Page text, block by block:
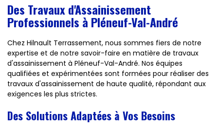
Des Travaux d'Assainissement
Professionnels à Pléneuf-Val-André
Chez Hilnault Terrassement, nous sommes fiers de notre
expertise et de notre savoir-faire en matière de travaux
d'assainissement à Pléneuf-Val-André. Nos équipes
qualifiées et expérimentées sont formées pour réaliser des
travaux d'assainissement de haute qualité, répondant aux
exigences les plus strictes.
Des Solutions Adaptées à Vos Besoins